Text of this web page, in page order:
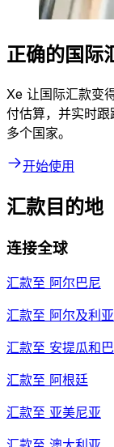
正确的国际
Xe 让国际汇款变
付估算，并实时
多个国家。
开始使用
汇款目的地
连接全球
汇款至 阿尔巴尼
汇款至 阿尔及利亚
汇款至 安提瓜和
汇款至 阿根廷
汇款至 亚美尼亚